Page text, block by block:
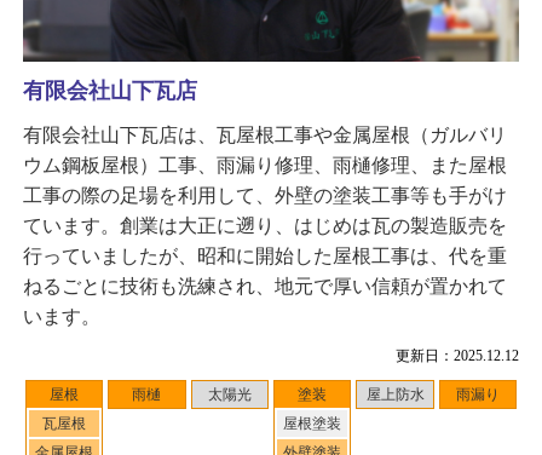
更新日：2025.12.12
屋根
瓦屋根
雨樋 太陽光
塗装
屋根塗装
屋上防水 雨漏り
有限会社山下瓦店
有限会社山下瓦店は、瓦屋根工事や金属屋根（ガルバリ
ウム鋼板屋根）工事、雨漏り修理、雨樋修理、また屋根
工事の際の足場を利用して、外壁の塗装工事等も手がけ
ています。創業は大正に遡り、はじめは瓦の製造販売を
行っていましたが、昭和に開始した屋根工事は、代を重
ねるごとに技術も洗練され、地元で厚い信頼が置かれて
います。